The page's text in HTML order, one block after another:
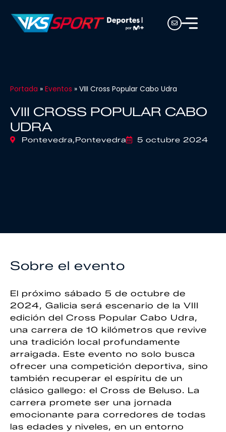
Portada » Eventos » VIII Cross Popular Cabo Udra
VIII CROSS POPULAR CABO
UDRA
Pontevedra,Pontevedra 5 octubre 2024
Sobre el evento
El próximo sábado 5 de octubre de
2024, Galicia será escenario de la VIII
edición del Cross Popular Cabo Udra,
una carrera de 10 kilómetros que revive
una tradición local profundamente
arraigada. Este evento no solo busca
ofrecer una competición deportiva, sino
también recuperar el espíritu de un
clásico gallego: el Cross de Beluso. La
carrera promete ser una jornada
emocionante para corredores de todas
las edades y niveles, en un entorno